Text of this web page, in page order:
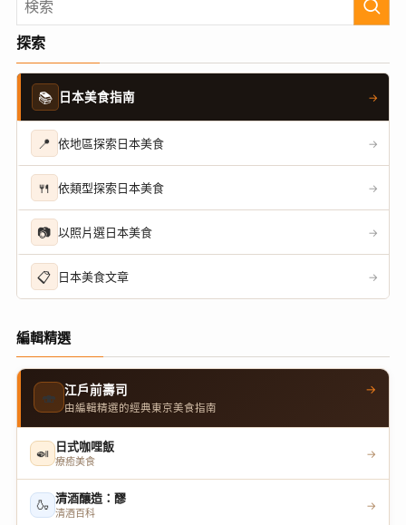
探索
📚 日本美食指南 →
📍 依地區探索日本美食 →
🍴 依類型探索日本美食 →
📷 以照片選日本美食 →
📋 日本美食文章 →
編輯精選
🍣 江戶前壽司
由編輯精選的經典東京美食指南
→
🍛 日式咖哩飯
療癒美食
→
🍶 清酒釀造：醪
清酒百科
→